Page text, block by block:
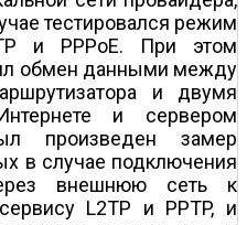
тестировался режим
и PPPoE. При этом
обмен данными между
и двумя
и сервером
произведен замер
в случае подключения
внешнюю сеть к
L2TP и PPTP, и